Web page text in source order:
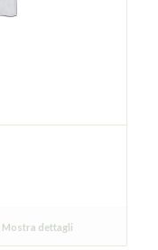
Mostra dettagli